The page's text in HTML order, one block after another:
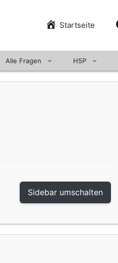
Startseite
Alle Fragen H5P
Sidebar umschalten